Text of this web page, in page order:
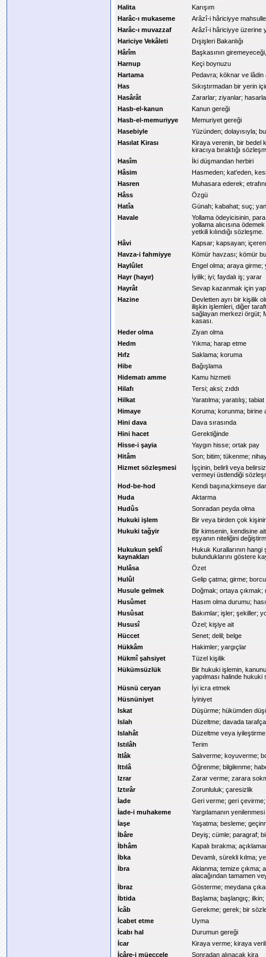
Halita
Karışım
Harâc-ı mukaseme
Arâzî-i hâriciyye
Harâc-ı muvazzaf
Arâzî-i hâriciyye üzerine
Hariciye Vekâleti
Dışişleri Bakanlığı
Hârîm
Başkasının
Harnup
Keçi boynuzu
Hartama
Pedavra; köknar ve lâdin
Has
Sıkıştırmadan bir yerin
Hasârât
Zararlar; ziyanlar;
Hasb-el-kanun
Kanun gereği
Hasb-el-memuriyye
Memuriyet gereği
Hasebiyle
Yüzünden; dolayısıyla;
Hasılat Kirası
Kiraya verenin, bir bedel
kiracıya bıraktığı
Hasîm
İki düşmandan herbiri
Hâsim
Hasmeden; kat'eden,
Hasren
Muhasara ederek;
Hâss
Özgü
Hatîa
Günah; kabahat; suç;
Havale
Yollama ödeyicisinin,
yollama alıcısına
yetkili kılındığı sözleşme.
Hâvi
Kapsar; kapsayan;
Havza-i fahmiyye
Kömür havzası; kömür
Haylûlet
Engel olma; araya girme;
Hayr (hayır)
İyilik; iyi; faydalı iş; yarar
Hayrât
Sevap kazanmak için
Hazine
Devletten ayrı bir kişilik
ilişkin işlemleri, diğer
sağlayan merkezi örgüt;
kasası.
Heder olma
Ziyan olma
Hedm
Yıkma; harap etme
Hıfz
Saklama; koruma
Hibe
Bağışlama
Hidematı amme
Kamu hizmeti
Hilafı
Tersi; aksi; zıddı
Hilkat
Yaratılma; yaratılış; tabiat
Himaye
Koruma; korunma; birine
Hini dava
Dava sırasında
Hini hacet
Gerektiğinde
Hisse-i şayia
Yaygın hisse; ortak pay
Hitâm
Son; bitim; tükenme;
Hizmet sözleşmesi
İşçinin, belirli veya
vermeyi üstlendiği
Hod-be-hod
Kendi başına;kimseye
Huda
Aktarma
Hudûs
Sonradan peyda olma
Hukuki işlem
Bir veya birden çok
Hukuki tağyir
Bir kimsenin, kendisine
eşyanın niteliğini
Hukukun şeklî
kaynakları
Hukuk Kurallarının
bulunduklarını göstere
Hulâsa
Özet
Hulûl
Gelip çatma; girme;
Husule gelmek
Doğmak; ortaya
Husûmet
Hasım olma durumu;
Husûsat
Bakımlar; işler; şekiller;
Hususî
Özel; kişiye ait
Hüccet
Senet; delil; belge
Hükkâm
Hakimler; yargıçlar
Hükmî şahsiyet
Tüzel kişilik
Hükümsüzlük
Bir hukuki işlemin,
yapılması halinde hukuki
Hüsnü ceryan
İyi icra etmek
Hüsnüniyet
İyiniyet
Iskat
Düşürme; hükümden
Islah
Düzeltme; davada
Islahât
Düzeltme veya
Istılâh
Terim
Itlâk
Salıverme; koyuverme;
Ittılâ
Öğrenme; bilgilenme;
Izrar
Zarar verme; zarara
Iztırâr
Zorunluluk; çaresizlik
İade
Geri verme; geri
İade-i muhakeme
Yargılamanın yenilenmesi
İaşe
Yaşatma; besleme;
İbâre
Deyiş; cümle; paragraf;
İbhâm
Kapalı bırakma;
İbka
Devamlı, sürekli kılma;
İbra
Aklanma; temize çıkma;
alacağından tamamen
İbraz
Gösterme; meydana
İbtida
Başlama; başlangıç;
İcâb
Gerekme; gerek; bir
İcabet etme
Uyma
İcabı hal
Durumun gereği
İcar
Kiraya verme; kiraya
İcâre-i müeccele
Sonradan alınacak kira